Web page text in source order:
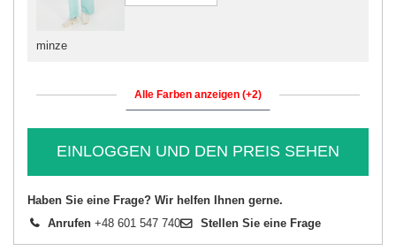
minze
Alle Farben anzeigen (+2)
EINLOGGEN UND DEN PREIS SEHEN
Haben Sie eine Frage? Wir helfen Ihnen gerne.
Anrufen +48 601 547 740 Stellen Sie eine Frage